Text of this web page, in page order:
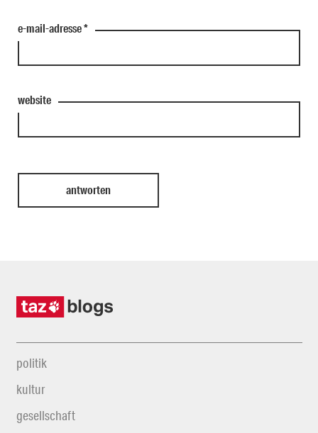
e-mail-adresse*
website
politik
kultur
gesellschaft